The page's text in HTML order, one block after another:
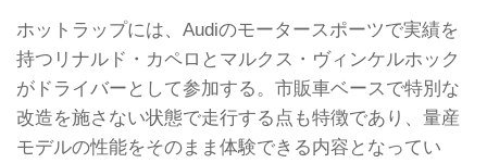
ホットラップには、Audiのモータースポーツで実績を
持つリナルド・カペロとマルクス・ヴィンケルホック
がドライバーとして参加する。市販車ベースで特別な
改造を施さない状態で走行する点も特徴であり、量産
モデルの性能をそのまま体験できる内容となってい